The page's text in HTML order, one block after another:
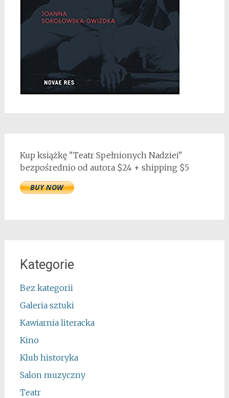
Kup książkę "Teatr Spełnionych Nadziei"
bezpośrednio od autora $24 + shipping $5
Kategorie
Bez kategorii
Galeria sztuki
Kawiarnia literacka
Kino
Klub historyka
Salon muzyczny
Teatr